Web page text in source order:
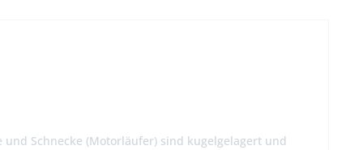
Schnecke (Motorläufer) sind kugelgelagert und